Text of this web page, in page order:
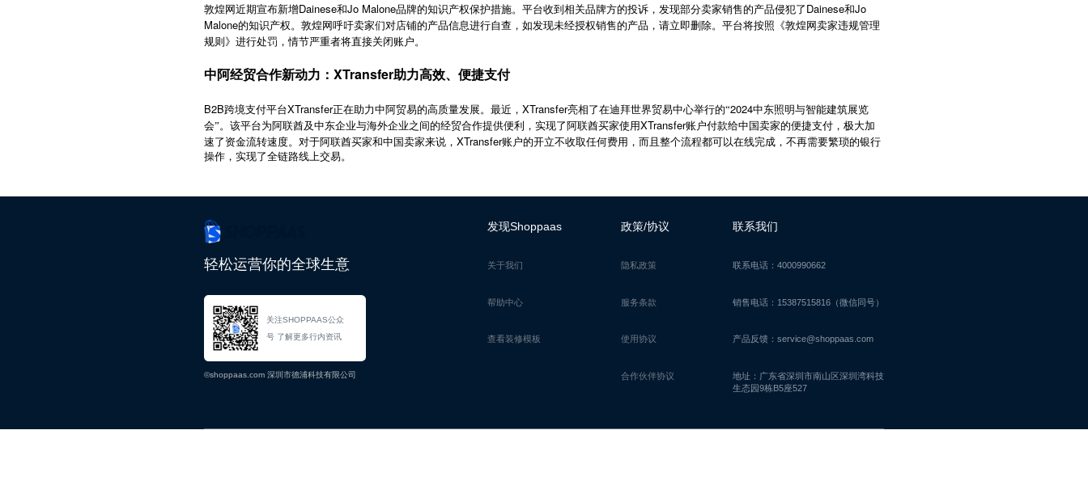
敦煌网近期宣布新增Dainese和Jo Malone品牌的知识产权保护措施。平台收到相关品牌方的投诉，发现部分卖家销售的产品侵犯了Dainese和Jo
Malone的知识产权。敦煌网呼吁卖家们对店铺的产品信息进行自查，如发现未经授权销售的产品，请立即删除。平台将按照《敦煌网卖家违规管理
规则》进行处罚，情节严重者将直接关闭账户。
中阿经贸合作新动力：XTransfer助力高效、便捷支付
B2B跨境支付平台XTransfer正在助力中阿贸易的高质量发展。最近， XTransfer亮相了在迪拜世界贸易中心举行的“2024中东照明与智能建筑展览
会”。该平台为阿联酋及中东企业与海外企业之间的经贸合作提供便利，实现了阿联酋买家使用XTransfer账户付款给中国卖家的便捷支付，极大加
速了资金流转速度。对于阿联酋买家和中国卖家来说， XTransfer账户的开立不收取任何费用，而且整个流程都可以在线完成，不再需要繁琐的银行
操作，实现了全链路线上交易。
轻松运营你的全球生意
关注SHOPPAAS公众
号 了解更多行内资讯
©shoppaas.com 深圳市德浦科技有限公司
发现Shoppaas
关于我们
帮助中心
查看装修模板
政策/协议
隐私政策
服务条款
使用协议
合作伙伴协议
联系我们
联系电话：4000990662
销售电话：15387515816（微信同号）
产品反馈：service@shoppaas.com
地址：广东省深圳市南山区深圳湾科技
生态园9栋B5座527